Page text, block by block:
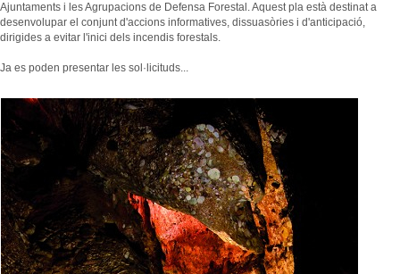
Ajuntaments i les Agrupacions de Defensa Forestal. Aquest pla està destinat a
desenvolupar el conjunt d'accions informatives, dissuasòries i d'anticipació,
dirigides a evitar l'inici dels incendis forestals.
Ja es poden presentar les sol·licituds...